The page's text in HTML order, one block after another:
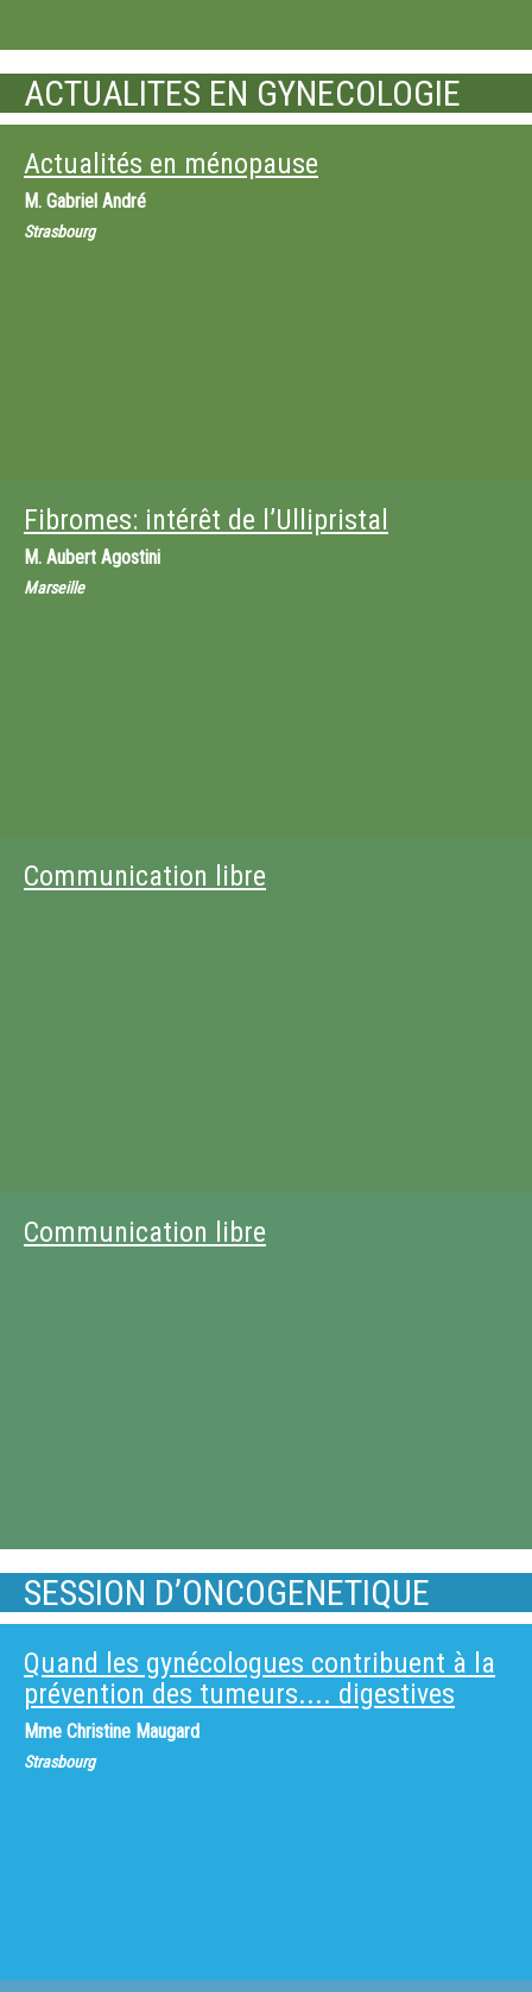
ACTUALITES EN GYNECOLOGIE
Actualités en ménopause
M. Gabriel André
Strasbourg
Fibromes: intérêt de l’Ullipristal
M. Aubert Agostini
Marseille
Communication libre
Communication libre
SESSION D’ONCOGENETIQUE
Quand les gynécologues contribuent à la
prévention des tumeurs.... digestives
Mme Christine Maugard
Strasbourg